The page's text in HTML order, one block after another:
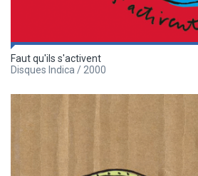
Faut qu'ils s'activent
Disques Indica / 2000